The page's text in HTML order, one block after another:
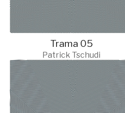
Trama 05
Patrick Tschudi